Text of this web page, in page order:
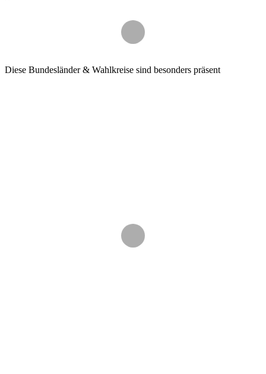
Diese Bundesländer & Wahlkreise sind besonders präsent